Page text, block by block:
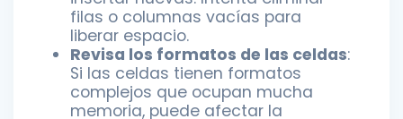
filas o columnas vacías para
liberar espacio.
Revisa los formatos de las celdas:
Si las celdas tienen formatos
complejos que ocupan mucha
memoria, puede afectar la